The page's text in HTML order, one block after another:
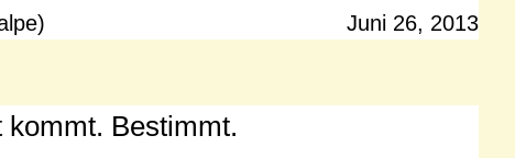
Juni 26, 2013
kommt. Bestimmt.